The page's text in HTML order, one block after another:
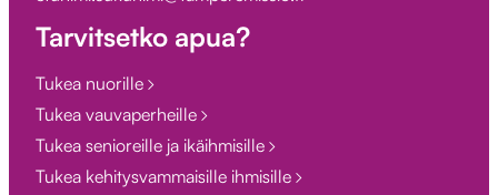
Tarvitsetko apua?
Tukea nuorille
Tukea vauvaperheille
Tukea senioreille ja ikäihmisille
Tukea kehitysvammaisille ihmisille